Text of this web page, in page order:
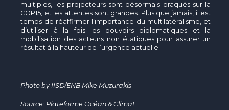
multiples, les projecteurs sont désormais braqués sur la
COP15, et les attentes sont grandes. Plus que jamais, il est
temps de réaffirmer l’importance du multilatéralisme, et
d’utiliser à la fois les pouvoirs diplomatiques et la
mobilisation des acteurs non étatiques pour assurer un
résultat à la hauteur de l’urgence actuelle.
Photo by IISD/ENB Mike Muzurakis
Source: Plateforme Océan & Climat